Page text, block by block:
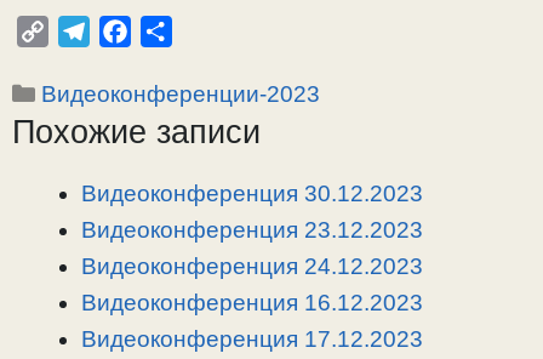
p
y
l
e
r
a
c
e
o
п
р
в
Рубрики
Видеоконференции-2023
Похожие записи
Видеоконференция 30.12.2023
Видеоконференция 23.12.2023
Видеоконференция 24.12.2023
Видеоконференция 16.12.2023
Видеоконференция 17.12.2023